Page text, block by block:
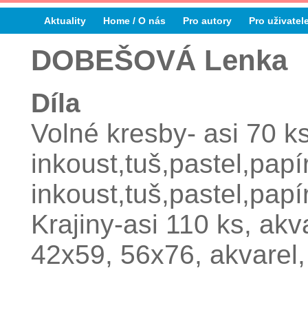
Aktuality Home / O nás Pro autory Pro
DOBEŠOVÁ Lenka
Díla
Volné kresby- asi 70
Krajiny-asi 110 ks,
42x59, 56x76,